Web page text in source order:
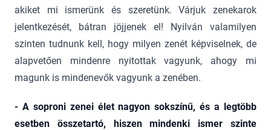
akiket mi ismerünk és szeretünk. Várjuk zenekarok
jelentkezését, bátran jöjjenek el! Nyilván valamilyen
szinten tudnunk kell, hogy milyen zenét képviselnek, de
alapvetően mindenre nyitottak vagyunk, ahogy mi
magunk is mindenevők vagyunk a zenében.
- A soproni zenei élet nagyon sokszínű, és a legtöbb
esetben összetartó, hiszen mindenki ismer szinte